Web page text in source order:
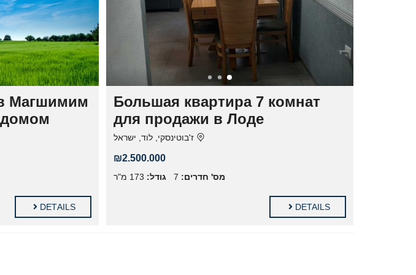
ר
ד
י
ם
Большая квартира 7 комнат
для продажи в Лоде
ז'בוטינסקי, לוד, ישראל
₪2.500.000
מס' חדרים: 7 גודל: 173 מ"ר
DETAILS
Магшимим
DETAILS